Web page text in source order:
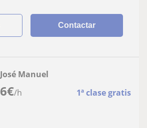
Contactar
6€/h 1ª clase gratis
José Manuel